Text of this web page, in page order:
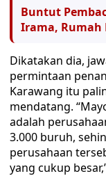
Buntut
Irama, Rumah
Dikatakan dia,
permintaan
Karawang itu
mendatang.
adalah
3.000 buruh,
perusahaan
yang cukup